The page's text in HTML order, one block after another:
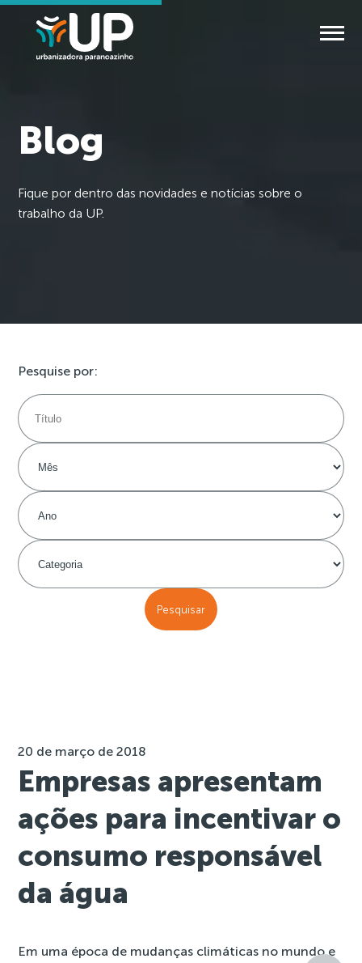
Blog
Fique por dentro das novidades e notícias sobre o
trabalho da UP.
Pesquise por:
20 de março de 2018
Empresas apresentam
ações para incentivar o
consumo responsável
da água
Em uma época de mudanças climáticas no mundo e